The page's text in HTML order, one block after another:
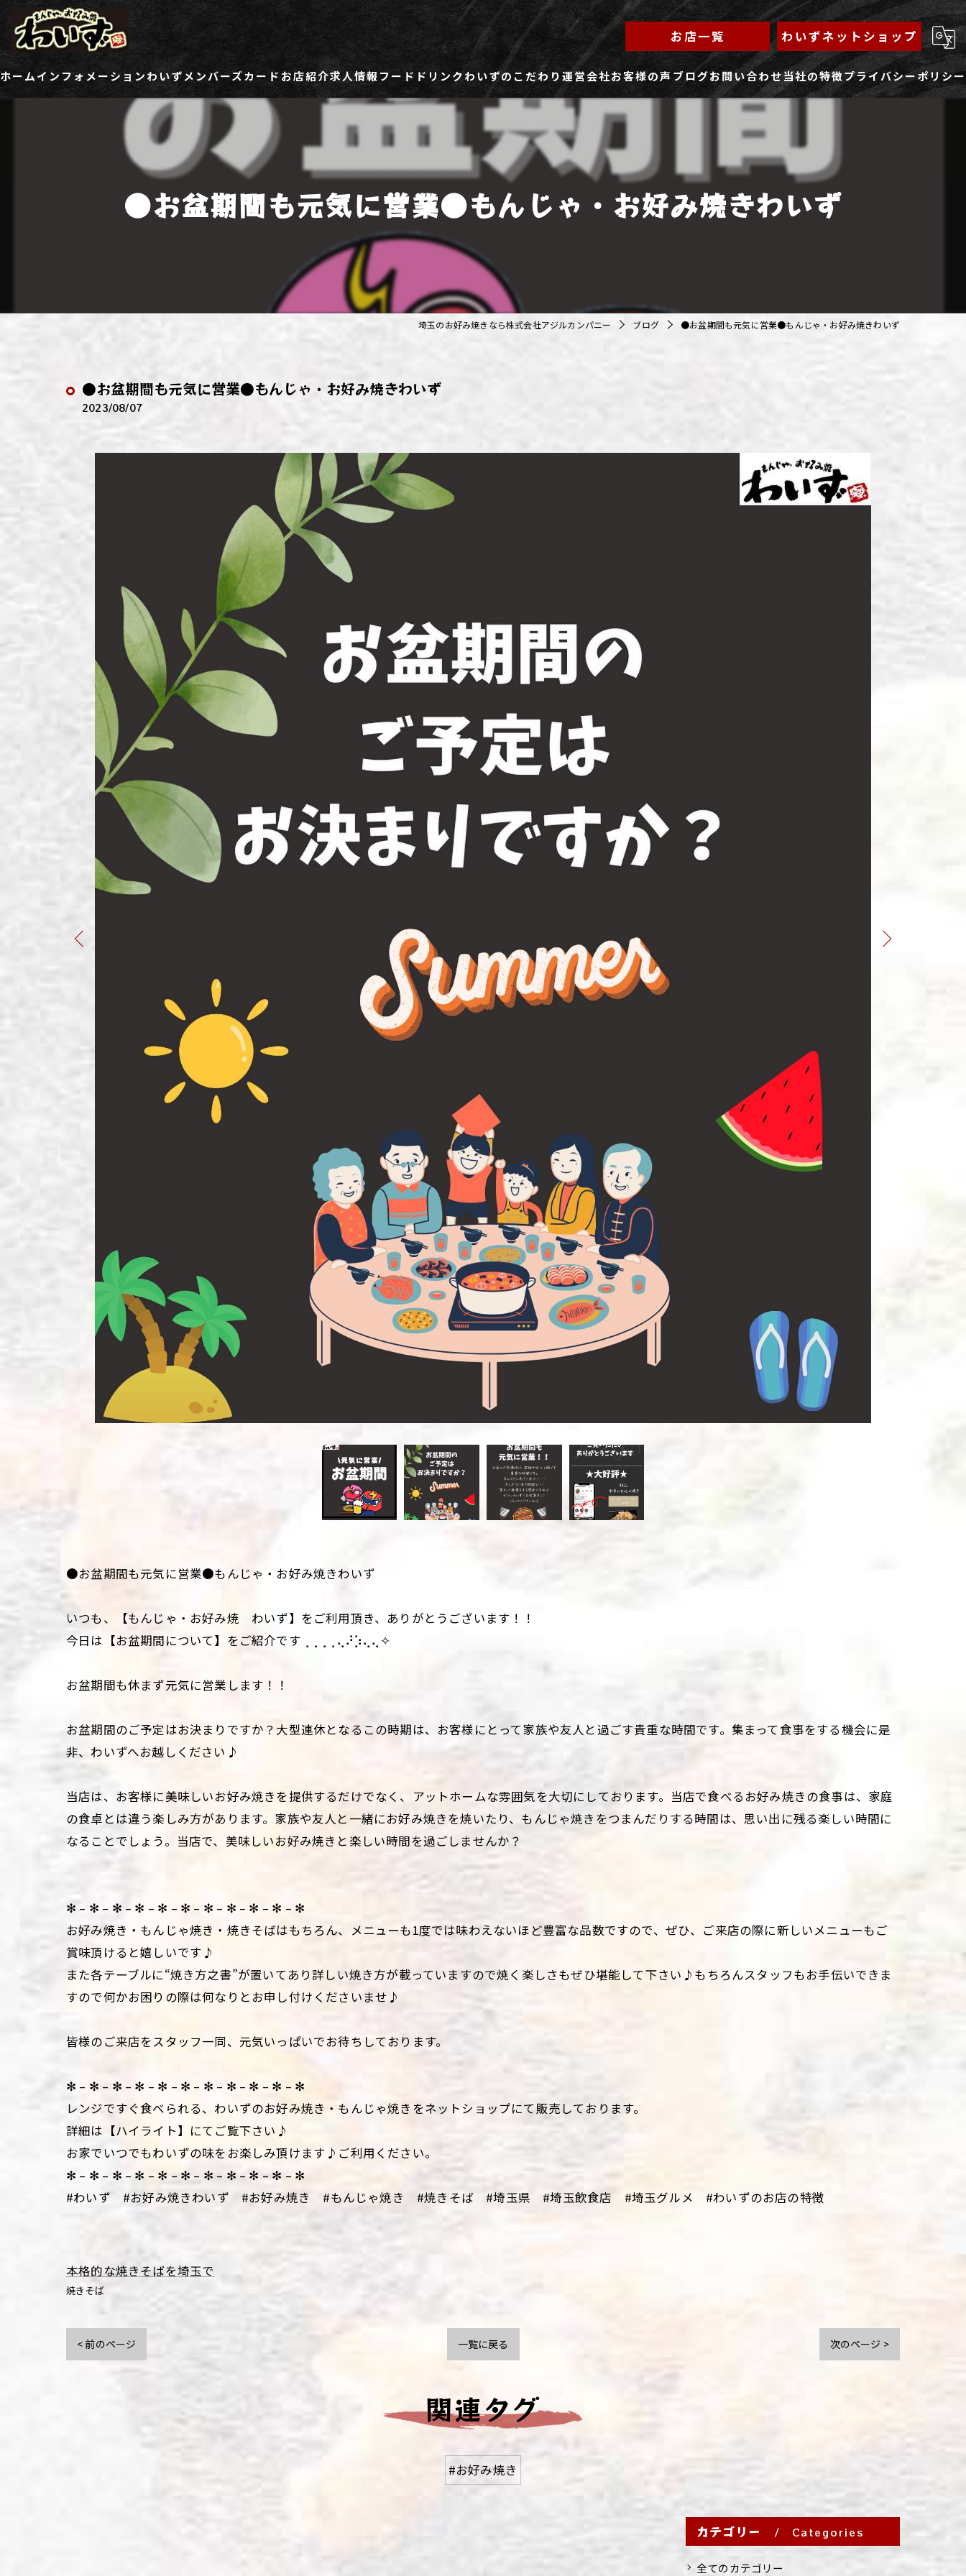
お店一覧 わいずネットショップ
ホームインフォメーションわいずメンバーズカード
ご登録情報変更フォーム
お店紹介
わいず所沢店
わいず熊谷店
わいず三芳店
わいず東川口店
わいず桶川店
わいず行田店
わいず松戸店
求人情報
社員用求人ページ
パート・アルバイト用求人ページ
フード ドリンクわいずのこだわり運営会社お客様の声 ブログお問い合わせ
求人フォーム
当社の特徴
ランチ
焼きそば
プライバシーポリシー
●お盆期間も元気に営業●もんじゃ・お好み焼きわいず
埼玉のお好み焼きなら株式会社アジルカンパニー ブログ ●お盆期間も元気に営業●もんじゃ・お好み焼きわいず
●お盆期間も元気に営業●もんじゃ・お好み焼きわいず
2023/08/07
●お盆期間も元気に営業●もんじゃ・お好み焼きわいず
いつも、【もんじゃ・お好み焼 わいず】をご利用頂き、ありがとうございます！！
今日は【お盆期間について】をご紹介です⢀⢀⢀⢀⢄⠜⡱⢄⢄✧
お盆期間も休まず元気に営業します！！
お盆期間のご予定はお決まりですか？大型連休となるこの時期は、お客様にとって家族や友人と過ごす貴重な時間です。集まって食事をする機会に是
非、わいずへお越しください♪
当店は、お客様に美味しいお好み焼きを提供するだけでなく、アットホームな雰囲気を大切にしております。当店で食べるお好み焼きの食事は、家庭
の食卓とは違う楽しみ方があります。家族や友人と一緒にお好み焼きを焼いたり、もんじゃ焼きをつまんだりする時間は、思い出に残る楽しい時間に
なることでしょう。当店で、美味しいお好み焼きと楽しい時間を過ごしませんか？
✻ – ✻ – ✻ – ✻ – ✻ – ✻ – ✻ – ✻ – ✻ – ✻ – ✻
お好み焼き・もんじゃ焼き・焼きそばはもちろん、メニューも1度では味わえないほど豊富な品数ですので、ぜひ、ご来店の際に新しいメニューもご
賞味頂けると嬉しいです♪
また各テーブルに“焼き方之書”が置いてあり詳しい焼き方が載っていますので焼く楽しさもぜひ堪能して下さい♪もちろんスタッフもお手伝いできま
すので何かお困りの際は何なりとお申し付けくださいませ♪
皆様のご来店をスタッフ一同、元気いっぱいでお待ちしております。
✻ – ✻ – ✻ – ✻ – ✻ – ✻ – ✻ – ✻ – ✻ – ✻ – ✻
レンジですぐ食べられる、わいずのお好み焼き・もんじゃ焼きをネットショップにて販売しております。
詳細は【ハイライト】にてご覧下さい♪
お家でいつでもわいずの味をお楽しみ頂けます♪ご利用ください。
✻ – ✻ – ✻ – ✻ – ✻ – ✻ – ✻ – ✻ – ✻ – ✻ – ✻
#わいず #お好み焼きわいず #お好み焼き #もんじゃ焼き #焼きそば #埼玉県 #埼玉飲食店 #埼玉グルメ #わいずのお店の特徴
本格的な焼きそばを埼玉で
焼きそば
< 前のページ 一覧に戻る 次のページ >
関連タグ
#お好み焼き
カテゴリー Categories
全てのカテゴリー